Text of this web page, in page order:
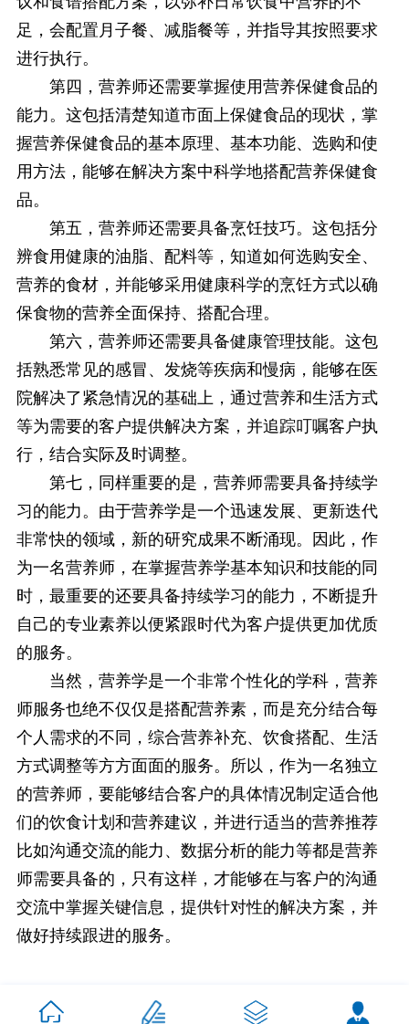
足，会配置月子餐、减脂餐等，并指导其按照要求
进行执行。
第四，营养师还需要掌握使用营养保健食品的
能力。这包括清楚知道市面上保健食品的现状，掌
握营养保健食品的基本原理、基本功能、选购和使
用方法，能够在解决方案中科学地搭配营养保健食
品。
第五，营养师还需要具备烹饪技巧。这包括分
辨食用健康的油脂、配料等，知道如何选购安全、
营养的食材，并能够采用健康科学的烹饪方式以确
保食物的营养全面保持、搭配合理。
第六，营养师还需要具备健康管理技能。这包
括熟悉常见的感冒、发烧等疾病和慢病，能够在医
院解决了紧急情况的基础上，通过营养和生活方式
等为需要的客户提供解决方案，并追踪叮嘱客户执
行，结合实际及时调整。
第七，同样重要的是，营养师需要具备持续学
习的能力。由于营养学是一个迅速发展、更新迭代
非常快的领域，新的研究成果不断涌现。因此，作
为一名营养师，在掌握营养学基本知识和技能的同
时，最重要的还要具备持续学习的能力，不断提升
自己的专业素养以便紧跟时代为客户提供更加优质
的服务。
当然，营养学是一个非常个性化的学科，营养
师服务也绝不仅仅是搭配营养素，而是充分结合每
个人需求的不同，综合营养补充、饮食搭配、生活
方式调整等方方面面的服务。所以，作为一名独立
的营养师，要能够结合客户的具体情况制定适合他
们的饮食计划和营养建议，并进行适当的营养推荐
比如沟通交流的能力、数据分析的能力等都是营养
师需要具备的，只有这样，才能够在与客户的沟通
交流中掌握关键信息，提供针对性的解决方案，并
做好持续跟进的服务。